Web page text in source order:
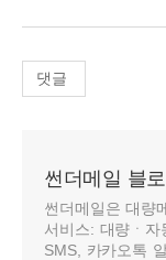
댓글
썬더메일 블
썬더메일은 대량
서비스: 대량ㆍ자
SMS, 카카오톡